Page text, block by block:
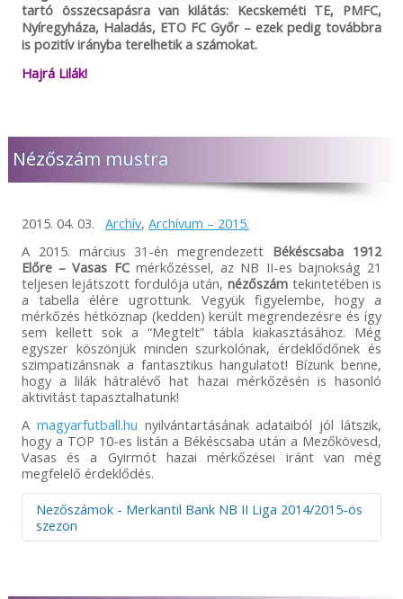
tartó összecsapásra van kilátás: Kecskeméti TE, PMFC,
Nyíregyháza, Haladás, ETO FC Győr – ezek pedig továbbra
is pozitív irányba terelhetik a számokat.
Hajrá Lilák!
Nézőszám mustra
2015. 04. 03. Archív, Archívum – 2015.
A 2015. március 31-én megrendezett Békéscsaba 1912
Előre – Vasas FCmérkőzéssel, az NB II-es bajnokság 21
teljesen lejátszott fordulója után,nézőszám tekintetében is
a tabella élére ugrottunk. Vegyük figyelembe, hogy a
mérkőzés hétköznap (kedden) került megrendezésre és így
sem kellett sok a “Megtelt” tábla kiakasztásához. Még
egyszer köszönjük minden szurkolónak, érdeklődőnek és
szimpatizánsnak a fantasztikus hangulatot! Bízunk benne,
hogy a lilák hátralévő hat hazai mérkőzésén is hasonló
aktivitást tapasztalhatunk!
A magyarfutball.hu nyilvántartásának adataiból jól látszik,
hogy a TOP 10-es listán a Békéscsaba után a Mezőkövesd,
Vasas és a Gyirmót hazai mérkőzései iránt van még
megfelelő érdeklődés.
Nezőszámok - Merkantil Bank NB II Liga 2014/2015-ös
szezon